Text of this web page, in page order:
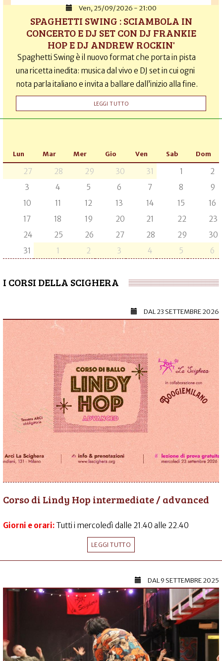
Ven, 25/09/2026 - 21:00
SPAGHETTI SWING : SCIAMBOLA IN
CONCERTO E DJ SET CON DJ FRANKIE
HOP E DJ ANDREW ROCKIN'
Spaghetti Swing è il nuovo format che porta in pista
una ricetta inedita: musica dal vivo e DJ set in cui ogni
nota parla italiano e invita a ballare dall’inizio alla fine.
LEGGI TUTTO
Lun Mar Mer Gio Ven Sab Dom
27 28 29 30 31 1
2
3
4 5 6 7 8
9
10
11 12 13 14 15
16
17
18 19 20 21 22
23
24
25 26 27 28 29
30
31
1 2 3 4 5 6
I CORSI DELLA SCIGHERA
DAL23 SETTEMBRE 2026
Corso di Lindy Hop intermediate / advanced
Giorni e orari: Tutti i mercoledì dalle 21.40 alle 22.40
LEGGI TUTTO
DAL9 SETTEMBRE 2025